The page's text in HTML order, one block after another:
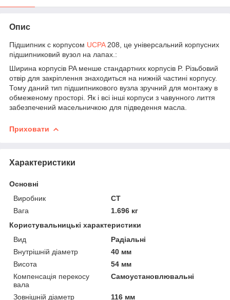
Опис
Підшипник c корпусом UCPA208, це універсальний корпусних
підшипниковий вузол на лапах.:
Ширина корпусів PA менше стандартних корпусів P. Різьбовий
отвір для закріплення знаходиться на нижній частині корпусу.
Тому даний тип підшипникового вузла зручний для монтажу в
обмеженому просторі. Як і всі інші корпуси з чавунного лиття
забезпечений масельничкою для підведення масла.
Приховати
Характеристики
Основні
Виробник
CT
Вага
1.696 кг
Користувальницькі характеристики
Вид
Радіальні
Внутрішній діаметр
40 мм
Висота
54 мм
Компенсація перекосу
вала
Самоустановлювальні
Зовнішній діаметр
116 мм